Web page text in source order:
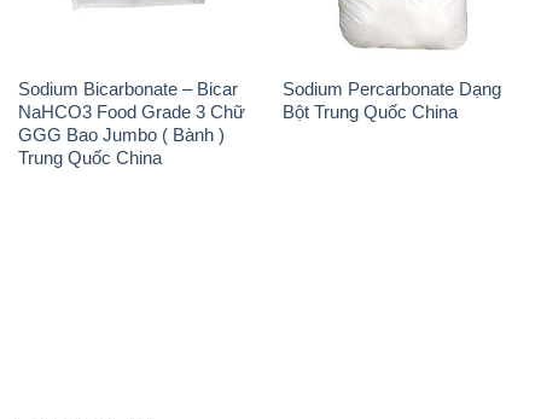
Sodium Bicarbonate – Bicar
NaHCO3 Food Grade 3 Chữ
GGG Bao Jumbo ( Bành )
Trung Quốc China
Sodium Percarbonate Dạng
Bột Trung Quốc China